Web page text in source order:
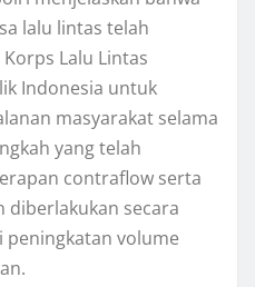
lalu lintas telah
Lalu Lintas
Indonesia untuk
masyarakat selama
yang telah
contraflow serta
diberlakukan secara
volume